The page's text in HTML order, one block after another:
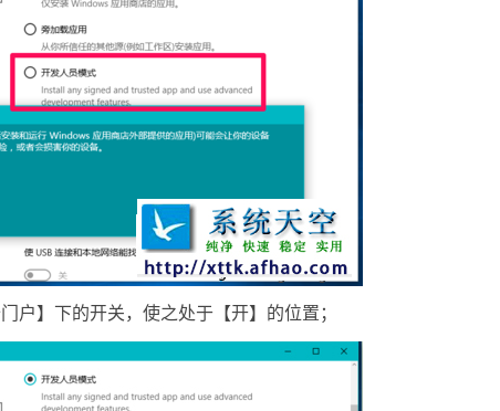
户】下的开关，使之处于【开】的位置；